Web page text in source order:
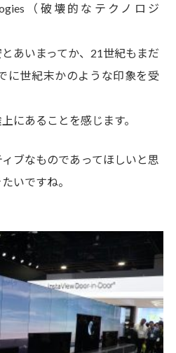
（破壊的なテクノロジ
あいまってか、21世紀もまだ
に世紀末かのような印象を受
にあることを感じます。
ブなものであってほしいと思
いですね。